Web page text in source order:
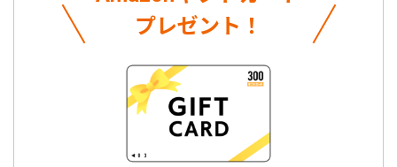
プレゼント！